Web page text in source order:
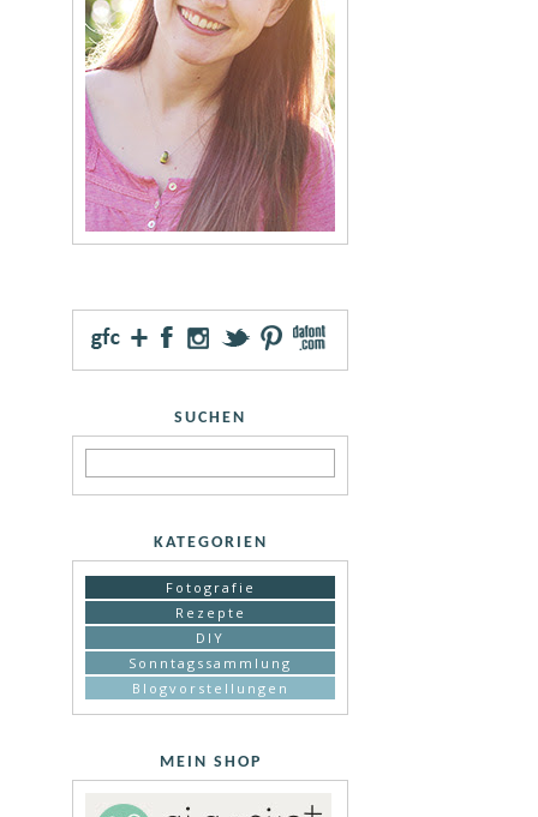
SUCHEN
KATEGORIEN
Fotografie
Rezepte
DIY
Sonntagssammlung
Blogvorstellungen
MEIN SHOP